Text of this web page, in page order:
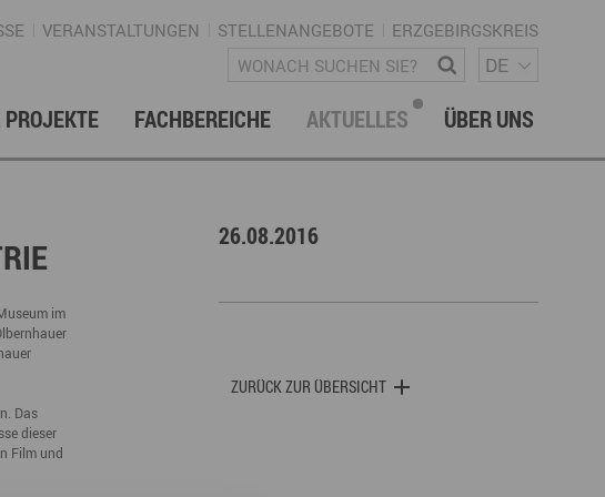
VERANSTALTUNGEN STELLENANGEBOTE ERZGEBIRGSKREIS
Wonach suchen Sie? DE
FACHBEREICHE
Strategie
AKTUELLES ÜBER UNS
im
Das
dieser
Film und
26.08.2016
ZURÜCK ZUR ÜBERSICHT